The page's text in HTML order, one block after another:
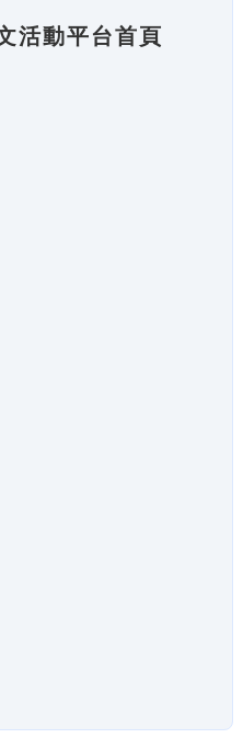
活動平台首頁